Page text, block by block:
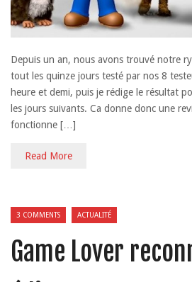
Depuis un an, nous avons trouvé notre
tout les quinze jours testé par nos 8
heure et demi, puis je rédige le résultat
les jours suivants. Ca donne donc une
fonctionne […]
Read More
3 COMMENTS ACTUALITÉ
Game Lover